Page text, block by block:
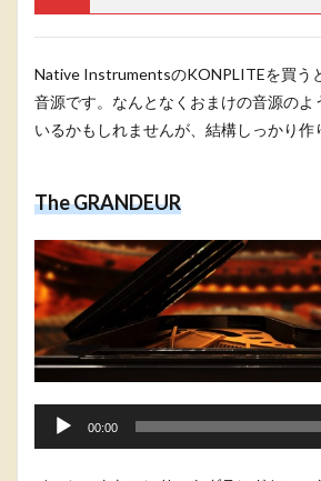
Native InstrumentsのKONPLITEを買う
音源です。なんとなくおまけの音源のよ
いるかもしれませんが、結構しっかり作
The GRANDEUR
音
00:00